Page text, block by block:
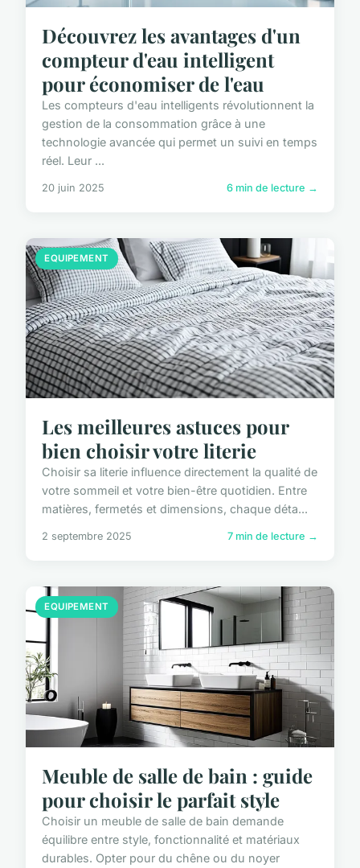
Découvrez les avantages d'un
compteur d'eau intelligent
pour économiser de l'eau
Les compteurs d'eau intelligents révolutionnent la
gestion de la consommation grâce à une
technologie avancée qui permet un suivi en temps
réel. Leur ...
20 juin 2025 6 min de lecture →
EQUIPEMENT
Les meilleures astuces pour
bien choisir votre literie
Choisir sa literie influence directement la qualité de
votre sommeil et votre bien-être quotidien. Entre
matières, fermetés et dimensions, chaque déta...
2 septembre 2025 7 min de lecture →
EQUIPEMENT
Meuble de salle de bain : guide
pour choisir le parfait style
Choisir un meuble de salle de bain demande
équilibre entre style, fonctionnalité et matériaux
durables. Opter pour du chêne ou du noyer